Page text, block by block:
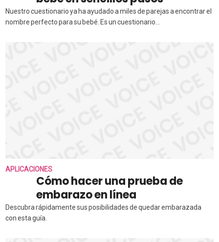
Nuestro cuestionario ya ha ayudado a miles de parejas a encontrar el
nombre perfecto para su bebé. Es un cuestionario...
APLICACIONES
Cómo hacer una prueba de
embarazo en línea
Descubra rápidamente sus posibilidades de quedar embarazada
con esta guía.